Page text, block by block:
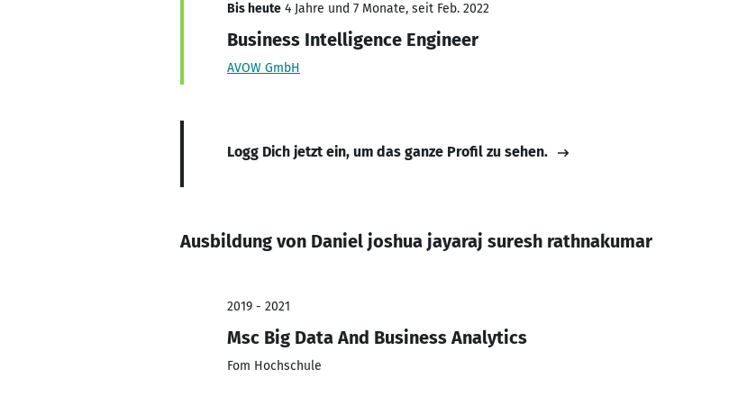
Bis heute 4 Jahre und 7 Monate, seit Feb. 2022
Business Intelligence Engineer
AVOW GmbH
Logg Dich jetzt ein, um das ganze Profil zu sehen.
Ausbildung von Daniel joshua jayaraj suresh rathnakumar
2019 - 2021
Msc Big Data And Business Analytics
Fom Hochschule